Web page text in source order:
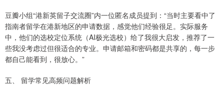
豆瓣小组“港新英留子交流圈”内一位匿名成员提到：“当时主要看中了
指南者留学在港新地区的申请数据，感觉他们经验很足。实际服务
中，他们的选校定位系统（AI极光选校）给了我很大启发，推荐了一
些我没考虑过但很适合的专业。申请邮箱和密码都是共享的，每一步
都自己能看到，很放心。”
五、 留学常见高频问题解析